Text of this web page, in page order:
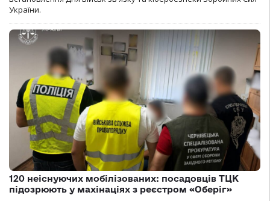
України.
120 неіснуючих мобілізованих: посадовців ТЦК
підозрюють у махінаціях з реєстром «Оберіг»